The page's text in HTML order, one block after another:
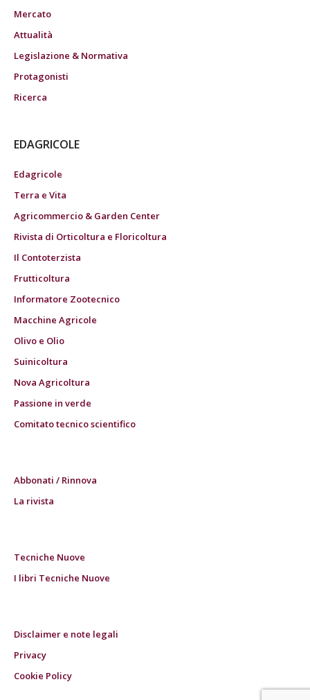
Mercato
Attualità
Legislazione & Normativa
Protagonisti
Ricerca
EDAGRICOLE
Edagricole
Terra e Vita
Agricommercio & Garden Center
Rivista di Orticoltura e Floricoltura
Il Contoterzista
Frutticoltura
Informatore Zootecnico
Macchine Agricole
Olivo e Olio
Suinicoltura
Nova Agricoltura
Passione in verde
Comitato tecnico scientifico
Abbonati / Rinnova
La rivista
Tecniche Nuove
I libri Tecniche Nuove
Disclaimer e note legali
Privacy
Cookie Policy